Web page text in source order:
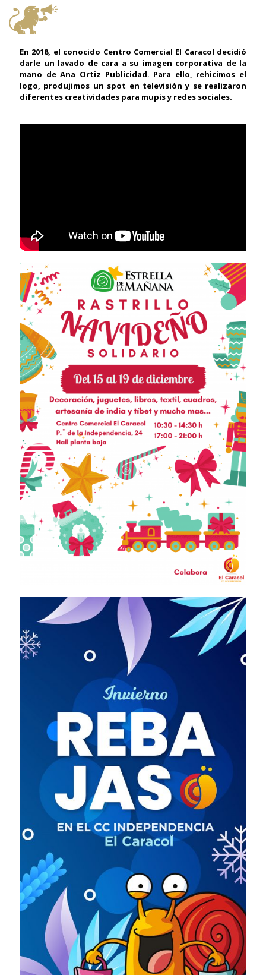
En 2018, el conocido Centro Comercial El Caracol decidió
darle un lavado de cara a su imagen corporativa de la
mano de Ana Ortiz Publicidad. Para ello, rehicimos el
logo, produjimos un spot en televisión y se realizaron
diferentes creatividades para mupis y redes sociales.